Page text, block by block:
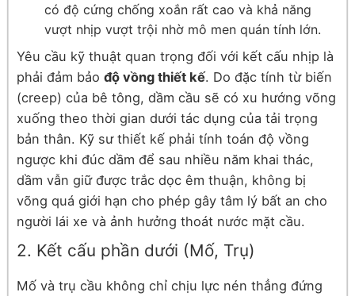
có độ cứng chống xoắn rất cao và khả năng
vượt nhịp vượt trội nhờ mô men quán tính lớn.
Yêu cầu kỹ thuật quan trọng đối với kết cấu nhịp là
phải đảm bảo độ vồng thiết kế. Do đặc tính từ biến
(creep) của bê tông, dầm cầu sẽ có xu hướng võng
xuống theo thời gian dưới tác dụng của tải trọng
bản thân. Kỹ sư thiết kế phải tính toán độ vồng
ngược khi đúc dầm để sau nhiều năm khai thác,
dầm vẫn giữ được trắc dọc êm thuận, không bị
võng quá giới hạn cho phép gây tâm lý bất an cho
người lái xe và ảnh hưởng thoát nước mặt cầu.
2. Kết cấu phần dưới (Mố, Trụ)
Mố và trụ cầu không chỉ chịu lực nén thẳng đứng